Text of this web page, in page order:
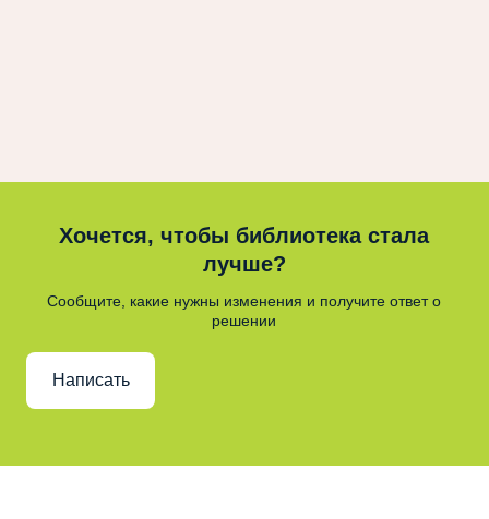
Хочется, чтобы библиотека стала
лучше?
Сообщите, какие нужны изменения и получите ответ о
решении
Написать